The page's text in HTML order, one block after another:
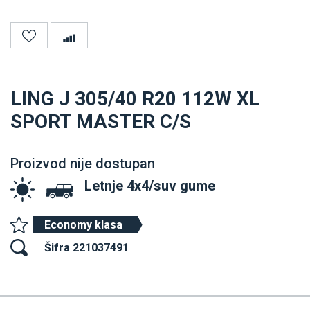
LING J 305/40 R20 112W XL
SPORT MASTER C/S
Proizvod nije dostupan
Letnje 4x4/suv gume
Economy klasa
Šifra 221037491